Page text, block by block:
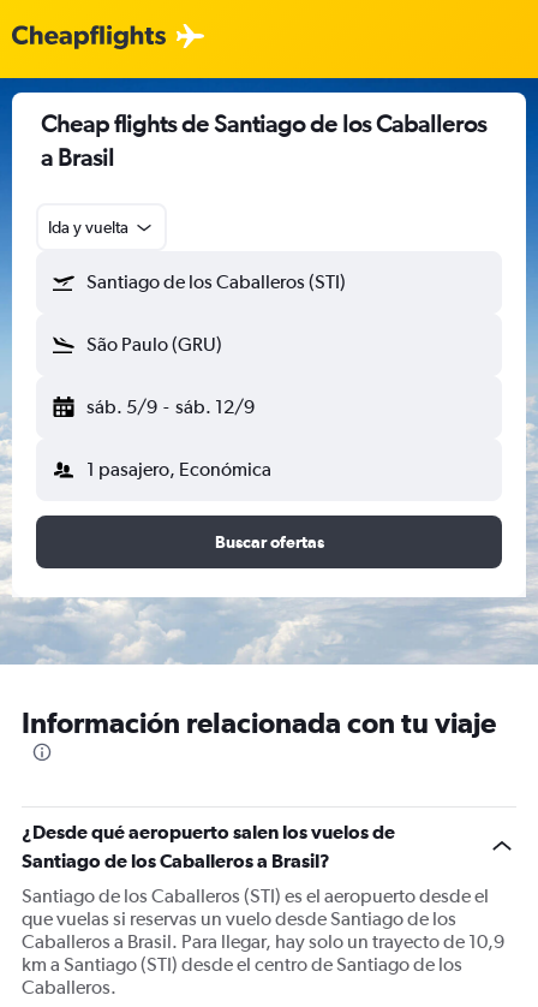
Cheap flights de Santiago de los Caballeros
a Brasil
Ida y vuelta
Santiago de los Caballeros (STI)
São Paulo (GRU)
sáb. 5/9 - sáb. 12/9
1 pasajero, Económica
Buscar ofertas
Información relacionada con tu viaje
¿Desde qué aeropuerto salen los vuelos de
Santiago de los Caballeros a Brasil?
Santiago de los Caballeros (STI) es el aeropuerto desde el
que vuelas si reservas un vuelo desde Santiago de los
Caballeros a Brasil. Para llegar, hay solo un trayecto de 10,9
km a Santiago (STI) desde el centro de Santiago de los
Caballeros.